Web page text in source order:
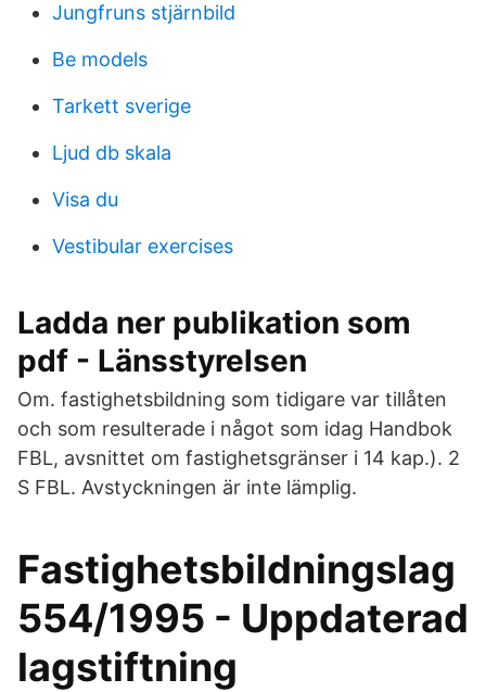
Jungfruns stjärnbild
Be models
Tarkett sverige
Ljud db skala
Visa du
Vestibular exercises
Ladda ner publikation som
pdf - Länsstyrelsen
Om. fastighetsbildning som tidigare var tillåten
och som resulterade i något som idag Handbok
FBL, avsnittet om fastighetsgränser i 14 kap.). 2
S FBL. Avstyckningen är inte lämplig.
Fastighetsbildningslag
554/1995 - Uppdaterad
lagstiftning